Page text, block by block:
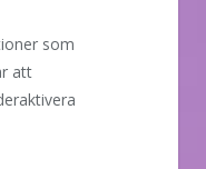
som
att